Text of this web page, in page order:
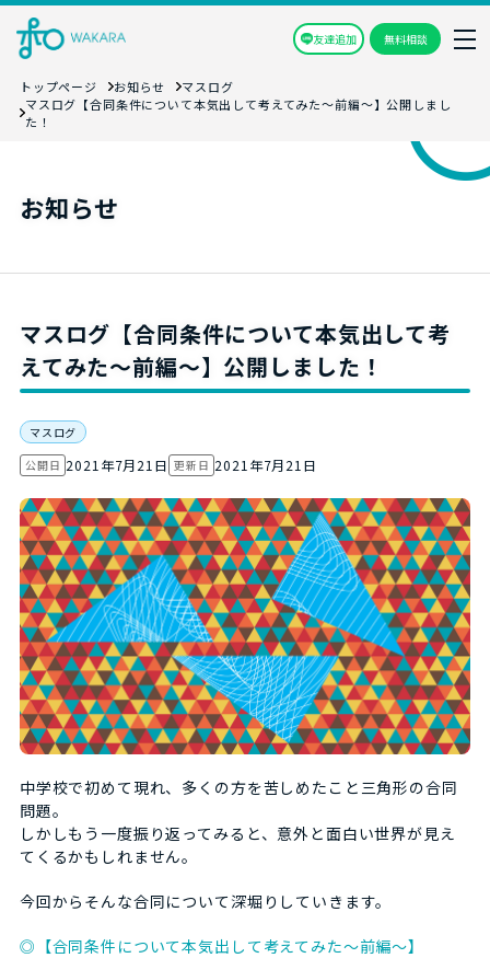
友達追加 無料相談
トップページ お知らせ
マスログ
マスログ【合同条件について本気出して考えてみた～前編～】公開しまし
た！
お知らせ
マスログ【合同条件について本気出して考
えてみた～前編～】公開しました！
マスログ
公開日 2021年7月21日 更新日 2021年7月21日
中学校で初めて現れ、多くの方を苦しめたこと三角形の合同
問題。
しかしもう一度振り返ってみると、意外と面白い世界が見え
てくるかもしれません。
今回からそんな合同について深堀りしていきます。
◎【合同条件について本気出して考えてみた～前編～】